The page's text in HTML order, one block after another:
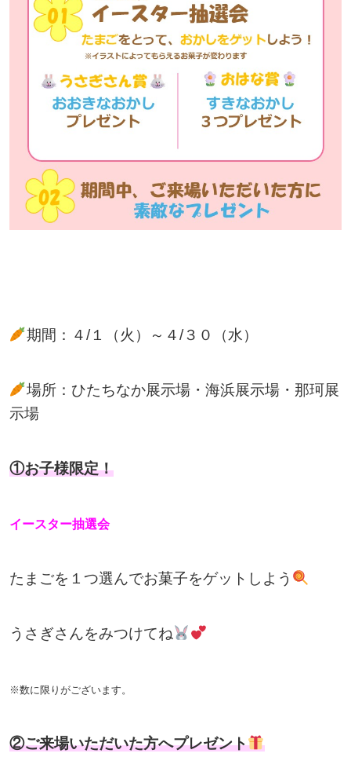
期間：４/１（火）～４/３０（水）
場所：ひたちなか展示場・海浜展示場・那珂展
示場
①お子様限定！
イースター抽選会
たまごを１つ選んでお菓子をゲットしよう
うさぎさんをみつけてね
※数に限りがございます。
②ご来場いただいた方へプレゼント